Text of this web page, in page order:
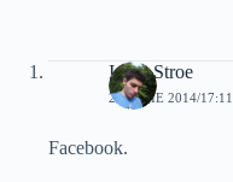
Ionuț Stroe
25 IUNIE 2014/17:11
Facebook.